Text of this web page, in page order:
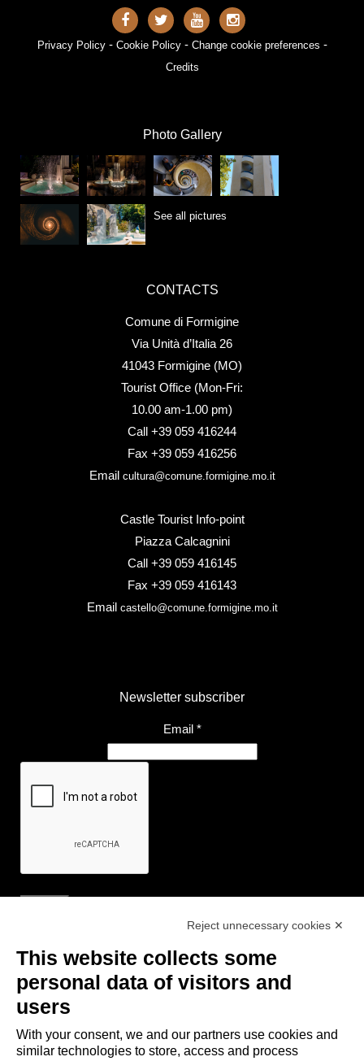
Privacy Policy- Cookie Policy- Change cookie preferences -
Credits
Photo Gallery
See all pictures
CONTACTS
Comune di Formigine
Via Unità d’Italia 26
41043 Formigine (MO)
Tourist Office (Mon-Fri:
10.00 am-1.00 pm)
Call +39 059 416244
Fax +39 059 416256
Email cultura@comune.formigine.mo.it
Castle Tourist Info-point
Piazza Calcagnini
Call +39 059 416145
Fax +39 059 416143
Email castello@comune.formigine.mo.it
Newsletter subscriber
Email *
- Tourist Information and Hospitality Office of Maranello, Fiorano M.,
- Local pubblic transports
Reject unnecessary cookies ✕
This website collects some
personal data of visitors and
users
With your consent, we and our partners use cookies and
similar technologies to store, access and process